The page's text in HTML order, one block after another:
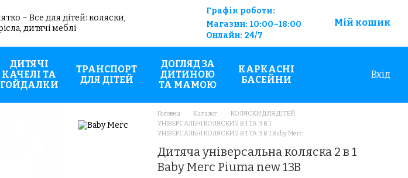
Графік роботи:
Магазин: 10:00–18:00
Онлайн: 24/7
Мій кошик
ДИТЯЧІ
КАЧЕЛІ ТА
ГОЙДАЛКИ
ТРАНСПОРТ
ДЛЯ ДІТЕЙ
ДОГЛЯД ЗА
ДИТИНОЮ
ТА МАМОЮ
КАРКАСНІ
БАСЕЙНИ
Вхід
Головна Каталог
КОЛЯСКИ ДЛЯ ДІТЕЙ
УНІВЕРСАЛЬНІ КОЛЯСКИ 2 В 1 ТА 3 В 1
УНІВЕРСАЛЬНІ КОЛЯСКИ 2 В 1 ТА 3 В 1 Baby Merc
Дитяча універсальна коляска 2 в 1
Baby Merc Piuma new 13B